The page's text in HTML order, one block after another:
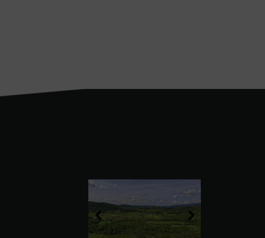
Previous Next